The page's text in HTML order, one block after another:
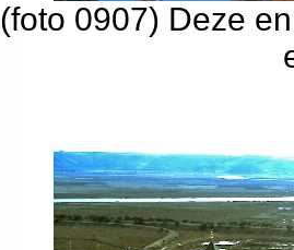
(foto 0907) Deze